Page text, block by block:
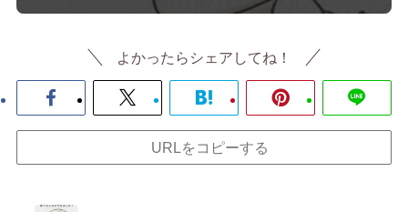
よかったらシェアしてね！
URLをコピーする